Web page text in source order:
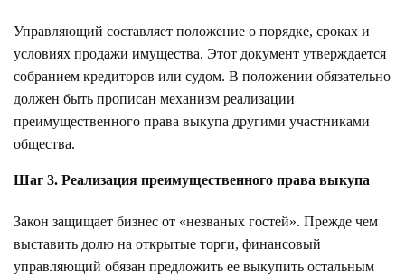
Управляющий составляет положение о порядке, сроках и
условиях продажи имущества. Этот документ утверждается
собранием кредиторов или судом. В положении обязательно
должен быть прописан механизм реализации
преимущественного права выкупа другими участниками
общества.
Шаг 3. Реализация преимущественного права выкупа
Закон защищает бизнес от «незваных гостей». Прежде чем
выставить долю на открытые торги, финансовый
управляющий обязан предложить ее выкупить остальным